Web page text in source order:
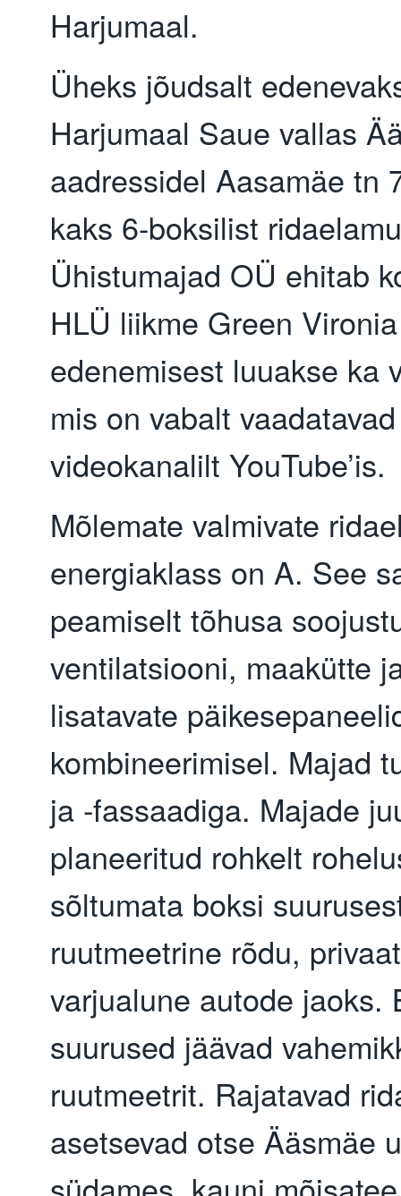
Harjumaal.
Üheks jõudsalt
Harjumaal Saue vallas
aadressidel Aasamäe tn
kaks 6-boksilist
Ühistumajad OÜ ehitab
HLÜ liikme Green
edenemisest luuakse ka
mis on vabalt
videokanalilt YouTube’is.
Mõlemate valmivate
energiaklass on A. See
peamiselt tõhusa
ventilatsiooni, maakütte
lisatavate
kombineerimisel. Majad
ja -fassaadiga. Majade
planeeritud rohkelt
sõltumata boksi
ruutmeetrine rõdu,
varjualune autode jaoks.
suurused jäävad
ruutmeetrit. Rajatavad
asetsevad otse Ääsmäe